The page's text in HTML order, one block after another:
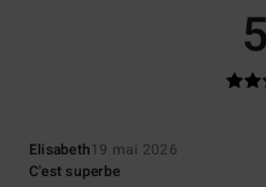
Elisabeth19 mai 2026
C'est superbe